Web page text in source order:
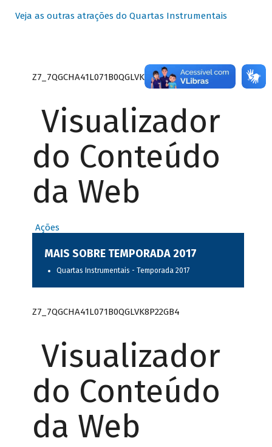
Veja as outras atrações do Quartas Instrumentais
Z7_7QGCHA41L071B0QGLVK8P22GJ7
Visualizador
do Conteúdo
da Web
Ações
MAIS SOBRE TEMPORADA 2017
Quartas Instrumentais - Temporada 2017
Z7_7QGCHA41L071B0QGLVK8P22GB4
Visualizador
do Conteúdo
da Web